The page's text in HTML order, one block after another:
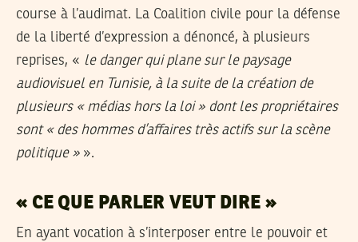
course à l’audimat. La Coalition civile pour la défense
de la liberté d’expression a dénoncé, à plusieurs
reprises, « le danger qui plane sur le paysage
audiovisuel en Tunisie, à la suite de la création de
plusieurs « médias hors la loi » dont les propriétaires
sont « des hommes d’affaires très actifs sur la scène
politique » ».
« CE QUE PARLER VEUT DIRE »
En ayant vocation à s’interposer entre le pouvoir et